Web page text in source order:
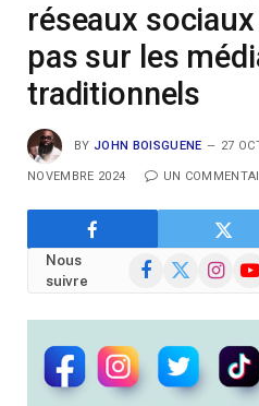
réseaux
pas sur les
traditionnels
BY JOHN BOISGUENE 27
NOVEMBRE 2024 UN
Nous
suivre
Facebook
X
Instagram